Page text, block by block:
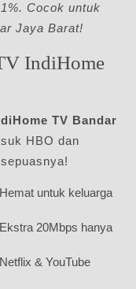
Cocok untuk
Jaya Barat!
IndiHome
TV Bandar
HBO dan
untuk keluarga
20Mbps hanya
& YouTube